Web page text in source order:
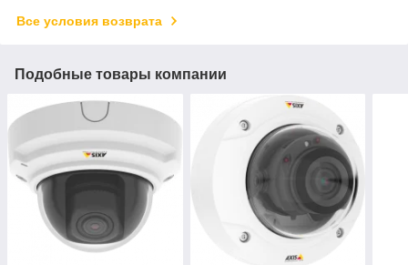
Все условия возврата
Подобные товары компании